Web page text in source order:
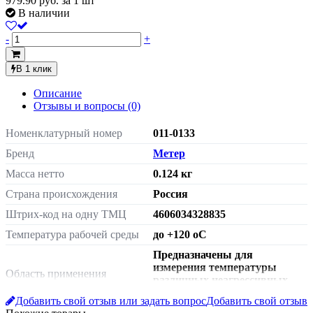
В наличии
- +
В 1 клик
Описание
Отзывы и вопросы (0)
Номенклатурный номер
011-0133
Бренд
Метер
Масса нетто
0.124 кг
Страна происхождения
Россия
Штрих-код на одну ТМЦ
4606034328835
Температура рабочей среды
до +120 oC
Область применения
Предназначены для
измерения температуры
различных неагрессивных
Добавить свой отзыв или задать вопросДобавить свой отзыв